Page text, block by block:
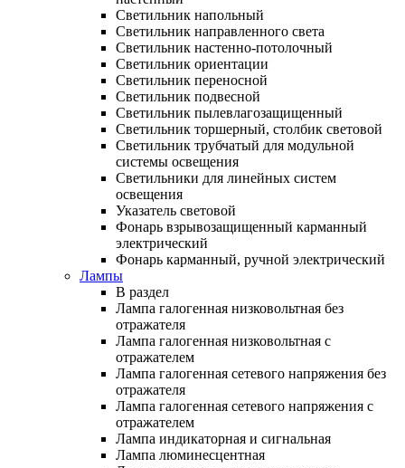
Светильник напольный
Светильник направленного света
Светильник настенно-потолочный
Светильник ориентации
Светильник переносной
Светильник подвесной
Светильник пылевлагозащищенный
Светильник торшерный, столбик световой
Светильник трубчатый для модульной
системы освещения
Светильники для линейных систем
освещения
Указатель световой
Фонарь взрывозащищенный карманный
электрический
Фонарь карманный, ручной электрический
Лампы
В раздел
Лампа галогенная низковольтная без
отражателя
Лампа галогенная низковольтная с
отражателем
Лампа галогенная сетевого напряжения без
отражателя
Лампа галогенная сетевого напряжения с
отражателем
Лампа индикаторная и сигнальная
Лампа люминесцентная